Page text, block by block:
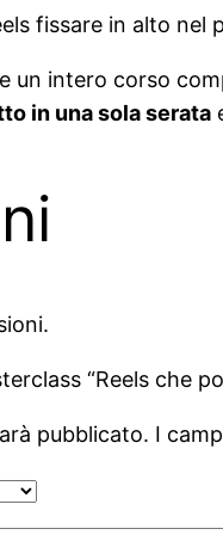
fissare in alto nel
un intero corso
in una sola serata
“Reels che
pubblicato. I